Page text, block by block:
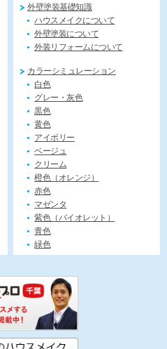
外壁塗装基礎知識
ハウスメイクについて
外壁塗装について
外装リフォームについて
カラーシミュレーション
白色
グレー・灰色
黒色
黄色
アイボリー
ベージュ
クリーム
橙色（オレンジ）
赤色
マゼンタ
紫色（バイオレット）
青色
緑色